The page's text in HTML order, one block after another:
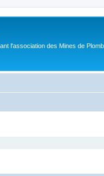
l'association des Mines de